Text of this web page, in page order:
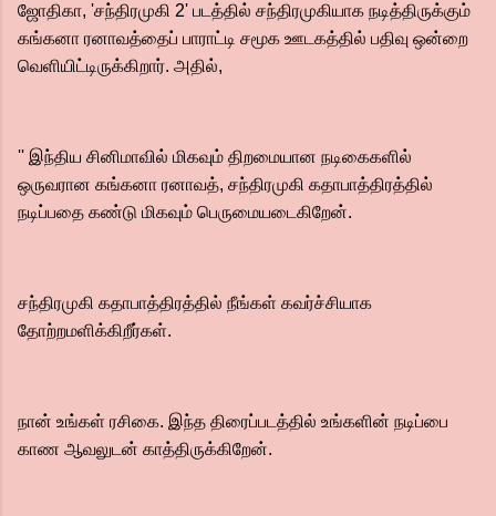
ஜோதிகா, 'சந்திரமுகி 2' படத்தில் சந்திரமுகியாக நடித்திருக்கும்
கங்கனா ரனாவத்தைப் பாராட்டி சமூக ஊடகத்தில் பதிவு ஒன்றை
வெளியிட்டிருக்கிறார். அதில்,
'' இந்திய சினிமாவில் மிகவும் திறமையான நடிகைகளில்
ஒருவரான கங்கனா ரனாவத், சந்திரமுகி கதாபாத்திரத்தில்
நடிப்பதை கண்டு மிகவும் பெருமையடைகிறேன்.
சந்திரமுகி கதாபாத்திரத்தில் நீங்கள் கவர்ச்சியாக
தோற்றமளிக்கிறீர்கள்.
நான் உங்கள் ரசிகை. இந்த திரைப்படத்தில் உங்களின் நடிப்பை
காண ஆவலுடன் காத்திருக்கிறேன்.